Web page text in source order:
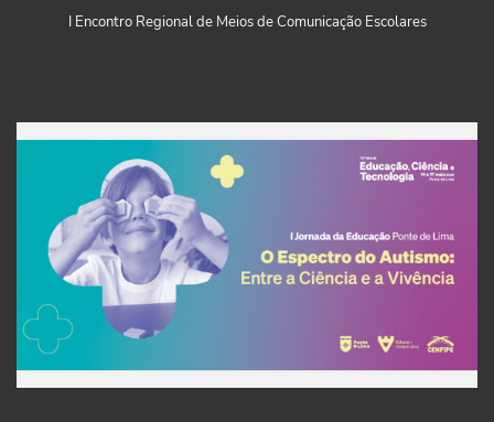
I Encontro Regional de Meios de Comunicação Escolares